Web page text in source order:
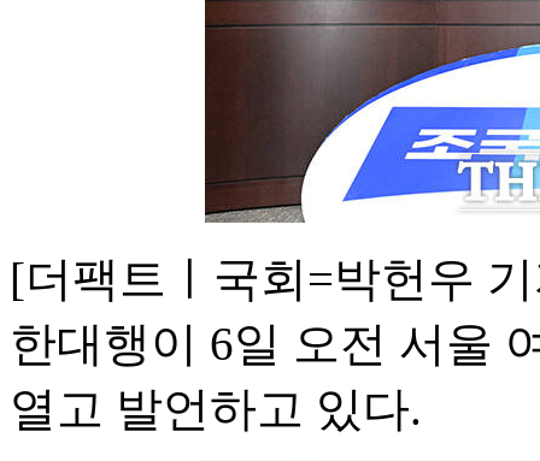
[더팩트ㅣ국회=박헌우
한대행이 6일 오전 서울
열고 발언하고 있다.